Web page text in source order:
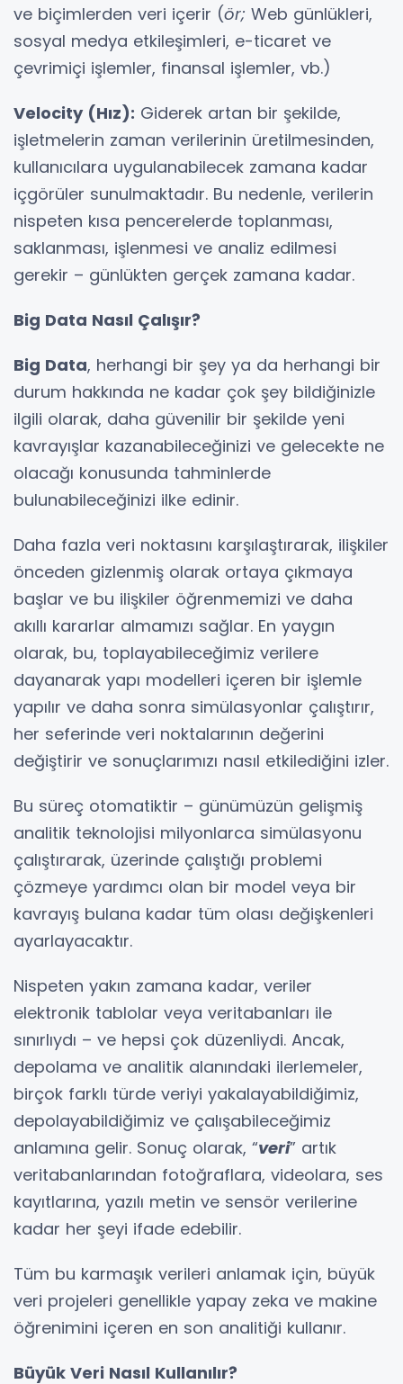
ve biçimlerden veri içerir (ör; Web günlükleri,
sosyal medya etkileşimleri, e-ticaret ve
çevrimiçi işlemler, finansal işlemler, vb.)
Velocity (Hız): Giderek artan bir şekilde,
işletmelerin zaman verilerinin üretilmesinden,
kullanıcılara uygulanabilecek zamana kadar
içgörüler sunulmaktadır. Bu nedenle, verilerin
nispeten kısa pencerelerde toplanması,
saklanması, işlenmesi ve analiz edilmesi
gerekir – günlükten gerçek zamana kadar.
Big Data Nasıl Çalışır?
Big Data, herhangi bir şey ya da herhangi bir
durum hakkında ne kadar çok şey bildiğinizle
ilgili olarak, daha güvenilir bir şekilde yeni
kavrayışlar kazanabileceğinizi ve gelecekte ne
olacağı konusunda tahminlerde
bulunabileceğinizi ilke edinir.
Daha fazla veri noktasını karşılaştırarak, ilişkiler
önceden gizlenmiş olarak ortaya çıkmaya
başlar ve bu ilişkiler öğrenmemizi ve daha
akıllı kararlar almamızı sağlar. En yaygın
olarak, bu, toplayabileceğimiz verilere
dayanarak yapı modelleri içeren bir işlemle
yapılır ve daha sonra simülasyonlar çalıştırır,
her seferinde veri noktalarının değerini
değiştirir ve sonuçlarımızı nasıl etkilediğini izler.
Bu süreç otomatiktir – günümüzün gelişmiş
analitik teknolojisi milyonlarca simülasyonu
çalıştırarak, üzerinde çalıştığı problemi
çözmeye yardımcı olan bir model veya bir
kavrayış bulana kadar tüm olası değişkenleri
ayarlayacaktır.
Nispeten yakın zamana kadar, veriler
elektronik tablolar veya veritabanları ile
sınırlıydı – ve hepsi çok düzenliydi. Ancak,
depolama ve analitik alanındaki ilerlemeler,
birçok farklı türde veriyi yakalayabildiğimiz,
depolayabildiğimiz ve çalışabileceğimiz
anlamına gelir. Sonuç olarak, “veri” artık
veritabanlarından fotoğraflara, videolara, ses
kayıtlarına, yazılı metin ve sensör verilerine
kadar her şeyi ifade edebilir.
Tüm bu karmaşık verileri anlamak için, büyük
veri projeleri genellikle yapay zeka ve makine
öğrenimini içeren en son analitiği kullanır.
Büyük Veri Nasıl Kullanılır?